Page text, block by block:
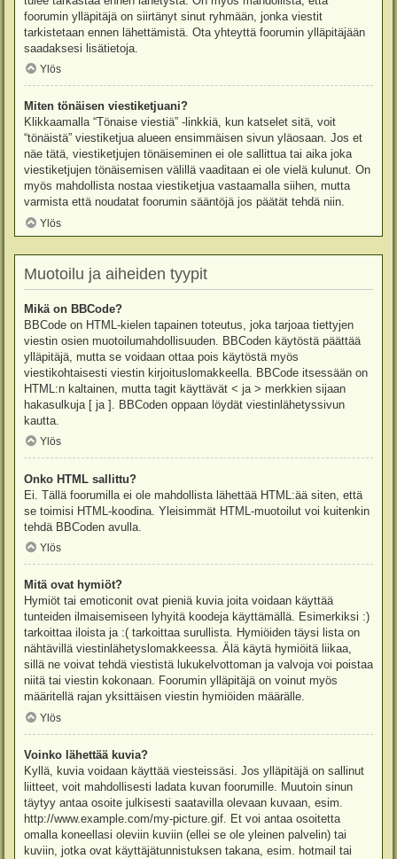
foorumin ylläpitäjä on siirtänyt sinut ryhmään, jonka viestit
tarkistetaan ennen lähettämistä. Ota yhteyttä foorumin ylläpitäjään
saadaksesi lisätietoja.
Ylös
Miten tönäisen viestiketjuani?
Klikkaamalla “Tönaise viestiä” -linkkiä, kun katselet sitä, voit
“tönäistä” viestiketjua alueen ensimmäisen sivun yläosaan. Jos et
näe tätä, viestiketjujen tönäiseminen ei ole sallittua tai aika joka
viestiketjujen tönäisemisen välillä vaaditaan ei ole vielä kulunut. On
myös mahdollista nostaa viestiketjua vastaamalla siihen, mutta
varmista että noudatat foorumin sääntöjä jos päätät tehdä niin.
Ylös
Muotoilu ja aiheiden tyypit
Mikä on BBCode?
BBCode on HTML-kielen tapainen toteutus, joka tarjoaa tiettyjen
viestin osien muotoilumahdollisuuden. BBCoden käytöstä päättää
ylläpitäjä, mutta se voidaan ottaa pois käytöstä myös
viestikohtaisesti viestin kirjoituslomakkeella. BBCode itsessään on
HTML:n kaltainen, mutta tagit käyttävät < ja > merkkien sijaan
hakasulkuja [ ja ]. BBCoden oppaan löydät viestinlähetyssivun
kautta.
Ylös
Onko HTML sallittu?
Ei. Tällä foorumilla ei ole mahdollista lähettää HTML:ää siten, että
se toimisi HTML-koodina. Yleisimmät HTML-muotoilut voi kuitenkin
tehdä BBCoden avulla.
Ylös
Mitä ovat hymiöt?
Hymiöt tai emoticonit ovat pieniä kuvia joita voidaan käyttää
tunteiden ilmaisemiseen lyhyitä koodeja käyttämällä. Esimerkiksi :)
tarkoittaa iloista ja :( tarkoittaa surullista. Hymiöiden täysi lista on
nähtävillä viestinlähetyslomakkeessa. Älä käytä hymiöitä liikaa,
sillä ne voivat tehdä viestistä lukukelvottoman ja valvoja voi poistaa
niitä tai viestin kokonaan. Foorumin ylläpitäjä on voinut myös
määritellä rajan yksittäisen viestin hymiöiden määrälle.
Ylös
Voinko lähettää kuvia?
Kyllä, kuvia voidaan käyttää viesteissäsi. Jos ylläpitäjä on sallinut
liitteet, voit mahdollisesti ladata kuvan foorumille. Muutoin sinun
täytyy antaa osoite julkisesti saatavilla olevaan kuvaan, esim.
http://www.example.com/my-picture.gif. Et voi antaa osoitetta
omalla koneellasi oleviin kuviin (ellei se ole yleinen palvelin) tai
kuviin, jotka ovat käyttäjätunnistuksen takana, esim. hotmail tai